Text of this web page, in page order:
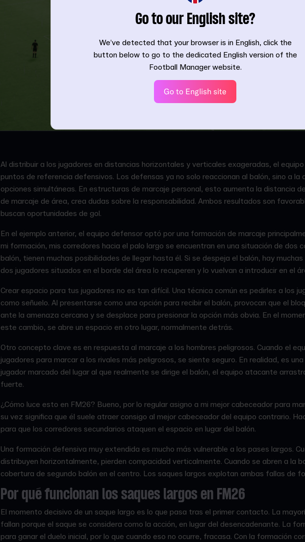
Al distribuir a los jugadores en distancias horizontales y verticales exageradas, el
puntos de referencia defensivos. Los defensas ya no solo reaccionan al balón, sino a la
opciones simultáneas. En estructuras de marcaje personal, esto aumenta la distancia
de marcaje de área, crea dudas sobre la responsabilidad. Ambos resultados son
buscan oportunidades de gol.
En el ejemplo anterior, el equipo defensor optó por una formación de marcaje
mi formación, mis corredores hacia el palo largo se encuentran en una situación de dos
balón, tienen muchas posibilidades de llegar hasta él. Si se despeja el balón, hay
dos jugadores situados en el borde del área lo recuperen y lo vuelvan a introducir en el
Crear espacio para tus jugadores no es tan difícil. Una técnica común es pedirles a los
como señuelo. Al presentarse como una opción para recibir el balón, provocan que el
ante la amenaza cercana y se desplace para presionar la opción más obvia. En el
este cambio, se abre un espacio en otro lugar, normalmente detrás.
Otro concepto clave es en respuesta al marcaje a los hombres peligrosos. Cuando el
jugadores para marcar a los rivales más peligrosos, se siente seguro. En realidad, es
jugador marcado del lugar al que realmente se dirige el balón, el equipo atacante
fuerte.
¿Cómo luce esto en FM26? Bueno, por lo regular asigno a mi mejor cabeceador para
su vez significa que él suele atraer consigo al mejor cabeceador del equipo contrario.
para que los corredores secundarios ataquen el espacio en lugar del balón.
Una formación defensiva muy extendida es mucho más vulnerable a los pases largos.
distribuyen horizontalmente, pierden compacidad verticalmente. Cuando se abren a la
cobertura de segundo balón en el centro. Los saques largos explotan ambas fallas de
Por qué funcionan los saques largos en FM26
El momento decisivo de un saque largo es lo que pasa tras el primer contacto. La
fallan porque el saque se considera como la acción, en lugar del desencadenante. La
para ganar el duelo inicial, por lo que cuando eso no ocurre, fracasa. Con la formación
Go to our English site?
We’ve detected that your browser is in English, click the
button below to go to the dedicated English version of the
Football Manager website.
Go to English site